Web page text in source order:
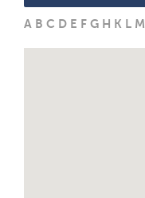
A B C D E F G H K L M